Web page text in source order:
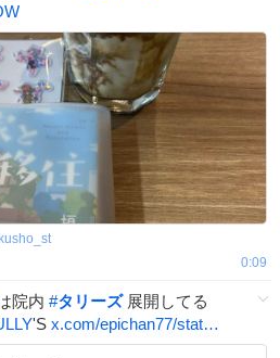
0:09
院内 #タリーズ展開してる
'S x.com/epichan77/stat…